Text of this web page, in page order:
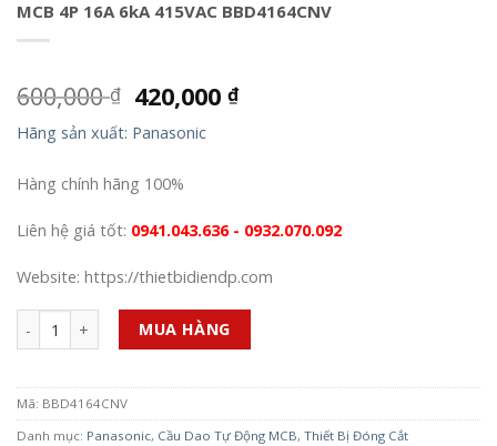
MCB 4P 16A 6kA 415VAC BBD4164CNV
600,000₫ 420,000₫
Hãng sản xuất: Panasonic
Hàng chính hãng 100%
Liên hệ giá tốt: 0941.043.636 - 0932.070.092
Website: https://thietbidiendp.com
Số lượng MUA HÀNG
Mã: BBD4164CNV
Danh mục: Panasonic, Cầu Dao Tự Động MCB, Thiết Bị Đóng Cắt